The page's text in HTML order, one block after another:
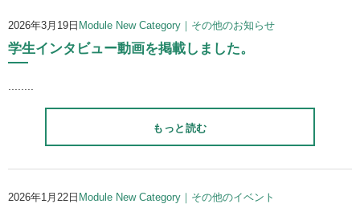
2026年3月19日 Module New Category｜その他のお知らせ
学生インタビュー動画を掲載しました。
もっと読む
2026年1月22日 Module New Category｜その他のイベント